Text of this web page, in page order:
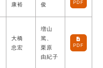
康裕
俊
PDF
大橋
忠宏
増山
篤、
栗原
由紀子
PDF